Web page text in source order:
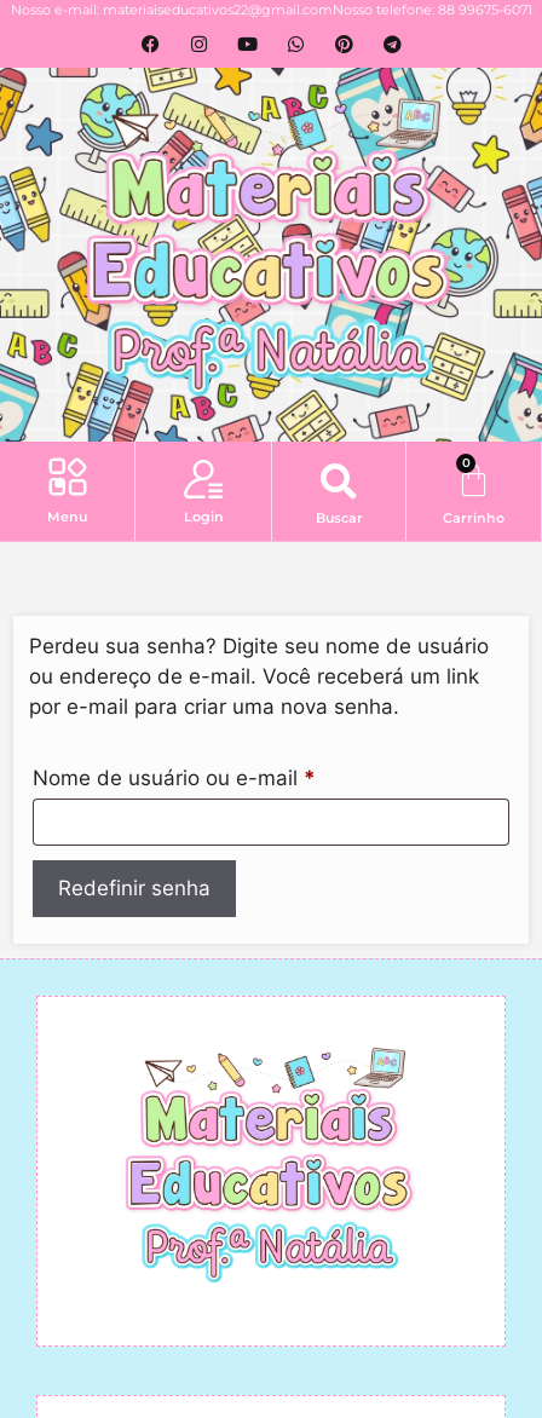
Nosso e-mail: materiaiseducativos22@gmail.comNosso telefone: 88 99675-6071
Menu Login Buscar
0
Carrinho
Perdeu sua senha? Digite seu nome de usuário
ou endereço de e-mail. Você receberá um link
por e-mail para criar uma nova senha.
Nome de usuário ou e-mail *
Redefinir senha